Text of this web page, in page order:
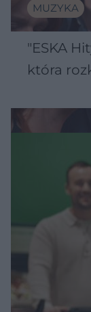
MUZYKA
"ESKA
która